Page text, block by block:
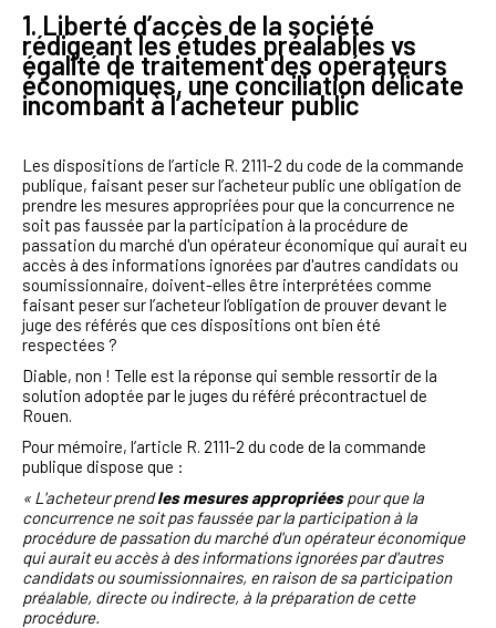
1. Liberté d’accès de la société
rédigeant les études préalables vs
égalité de traitement des opérateurs
économiques, une conciliation délicate
incombant à l’acheteur public
Les dispositions de l’article R. 2111-2 du code de la commande
publique, faisant peser sur l’acheteur public une obligation de
prendre les mesures appropriées pour que la concurrence ne
soit pas faussée par la participation à la procédure de
passation du marché d'un opérateur économique qui aurait eu
accès à des informations ignorées par d'autres candidats ou
soumissionnaire, doivent-elles être interprétées comme
faisant peser sur l’acheteur l’obligation de prouver devant le
juge des référés que ces dispositions ont bien été
respectées ?
Diable, non ! Telle est la réponse qui semble ressortir de la
solution adoptée par le juges du référé précontractuel de
Rouen.
Pour mémoire, l’article R. 2111-2 du code de la commande
publique dispose que :
« L'acheteur prendles mesures appropriéespour que la
concurrence ne soit pas faussée par la participation à la
procédure de passation du marché d'un opérateur économique
qui aurait eu accès à des informations ignorées par d'autres
candidats ou soumissionnaires, en raison de sa participation
préalable, directe ou indirecte, à la préparation de cette
procédure.